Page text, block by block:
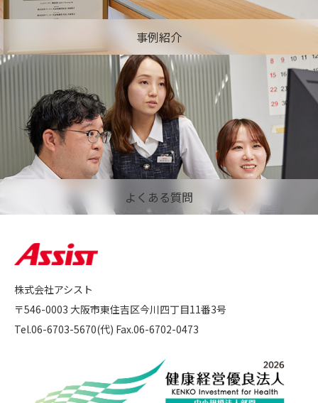
事例紹介
よくある質問
株式会社アシスト
〒546-0003 大阪市東住吉区今川四丁目11番3号
Tel.06-6703-5670(代) Fax.06-6702-0473